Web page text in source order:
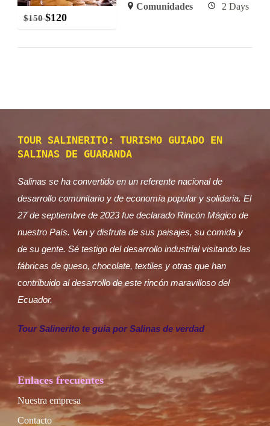
$150 $120
Comunidades 2 Days
TOUR SALINERITO: TURISMO GUIADO EN
SALINAS DE GUARANDA
Salinas se ha convertido en un referente nacional de
desarrollo comunitario y de economía popular y solidaria. El
27 de septiembre de 2023 fue declarado Rincón Mágico de
nuestro País. Ven y disfruta de sus paisajes, su comida y
de su gente. Sé testigo del desarrollo industrial visitando las
fábricas de queso, chocolate, textiles y otras que han
contribuido al desarrollo de este rincón maravilloso del
Ecuador.
Tour Salinerito te guia por Salinas de verdad
Enlaces frecuentes
Nuestra empresa
Contacto